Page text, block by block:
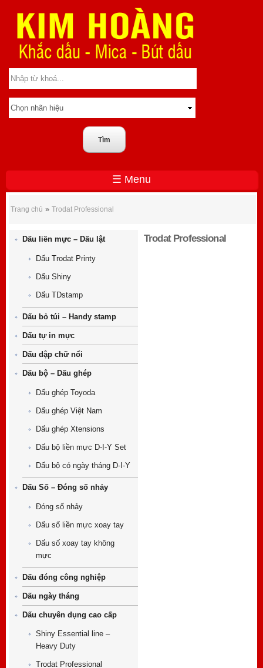
☰ Menu
Trang chủ » Trodat Professional
Dấu liền mực – Dấu lật
Dấu Trodat Printy
Dấu Shiny
Dấu TDstamp
Dấu bỏ túi – Handy stamp
Dấu tự in mực
Dấu dập chữ nổi
Dấu bộ – Dấu ghép
Dấu ghép Toyoda
Dấu ghép Việt Nam
Dấu ghép Xtensions
Dấu bộ liền mực D-I-Y Set
Dấu bộ có ngày tháng D-I-Y
Dấu Số – Đóng số nhảy
Đóng số nhảy
Dấu số liền mực xoay tay
Dấu số xoay tay không
mực
Dấu đóng công nghiệp
Dấu ngày tháng
Dấu chuyên dụng cao cấp
Shiny Essential line –
Heavy Duty
Trodat Professional
Trodat Professional